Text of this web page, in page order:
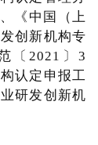
《中国（上
创新机构专
〔2021〕3
认定申报工
研发创新机